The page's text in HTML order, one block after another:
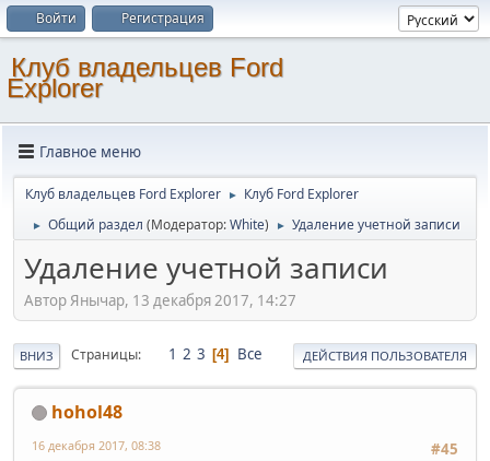
Войти Регистрация
Клуб владельцев Ford
Explorer
Главное меню
Клуб владельцев Ford Explorer ► Клуб Ford Explorer
► Общий раздел (Модератор:White) ► Удаление учетной записи
Удаление учетной записи
Автор Янычар, 13 декабря 2017, 14:27
ВНИЗ Страницы 1 2 3 4 Все ДЕЙСТВИЯ ПОЛЬЗОВАТЕЛЯ
hohol48
#45
16 декабря 2017, 08:38